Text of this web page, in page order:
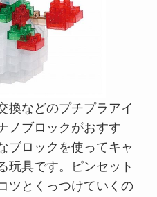
換などのプチプラアイ
ノブロックがおすす
ブロックを使ってキャ
玩具です。ピンセット
ツとくっつけていくの